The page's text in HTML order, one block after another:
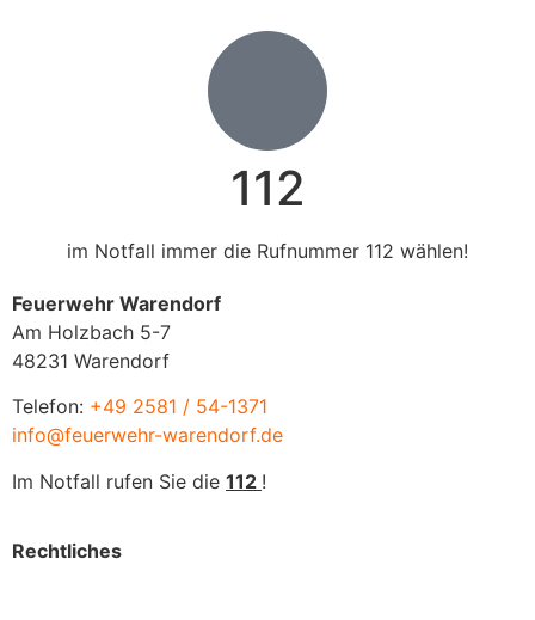
112
im Notfall immer die Rufnummer 112 wählen!
Feuerwehr Warendorf
Am Holzbach 5-7
48231 Warendorf
Telefon: +49 2581 / 54-1371
info@feuerwehr-warendorf.de
Im Notfall rufen Sie die 112 !
Rechtliches